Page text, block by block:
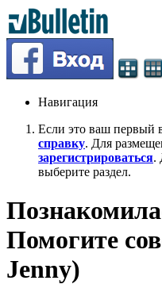
Навигация
Если это ваш первый
справку. Для
зарегистрироваться.
выберите раздел.
Помогите
Jenny)